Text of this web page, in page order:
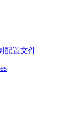
配置文件